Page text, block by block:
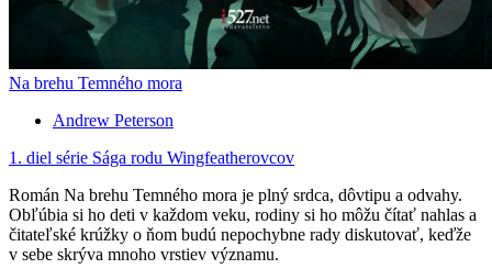
Na brehu Temného mora
Andrew Peterson
1. diel série Sága rodu Wingfeatherovcov
Román Na brehu Temného mora je plný srdca, dôvtipu a odvahy.
Obľúbia si ho deti v každom veku, rodiny si ho môžu čítať nahlas a
čitateľské krúžky o ňom budú nepochybne rady diskutovať, keďže
v sebe skrýva mnoho vrstiev významu.